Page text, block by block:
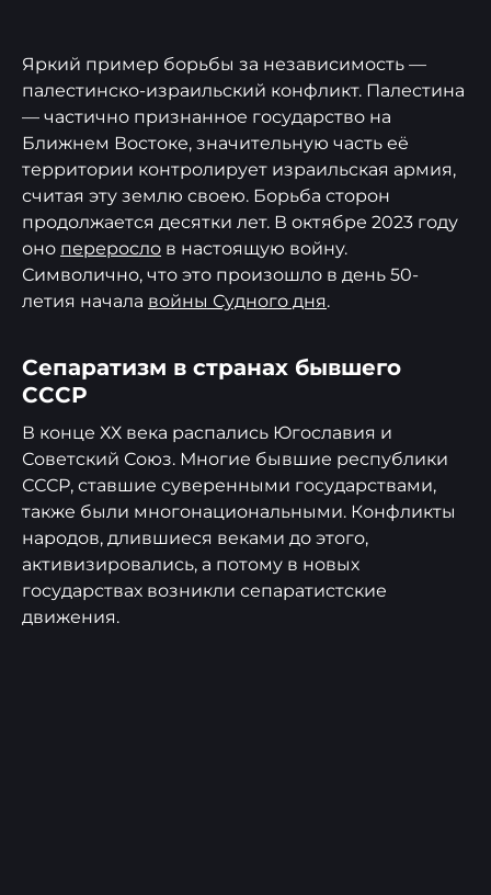
Яркий пример борьбы за независимость —
палестинско-израильский конфликт. Палестина
— частично признанное государство на
Ближнем Востоке, значительную часть её
территории контролирует израильская армия,
считая эту землю своею. Борьба сторон
продолжается десятки лет. В октябре 2023 году
оно переросло в настоящую войну.
Символично, что это произошло в день 50-
летия начала войны Судного дня.
Сепаратизм в странах бывшего
СССР
В конце ХХ века распались Югославия и
Советский Союз. Многие бывшие республики
СССР, ставшие суверенными государствами,
также были многонациональными. Конфликты
народов, длившиеся веками до этого,
активизировались, а потому в новых
государствах возникли сепаратистские
движения.